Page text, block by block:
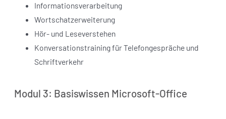
Informationsverarbeitung
Wortschatzerweiterung
Hör- und Leseverstehen
Konversationstraining für Telefongespräche und
Schriftverkehr
Modul 3: Basiswissen Microsoft-Office